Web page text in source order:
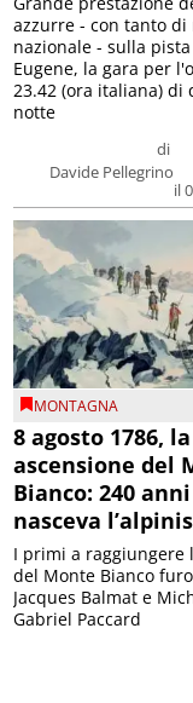
di
Davide Pellegrino
il
azzurre - con tanto di
nazionale - sulla
Eugene, la gara per
23.42 (ora italiana) di
notte
MONTAGNA
8 agosto 1786,
ascensione del
Bianco: 240
nasceva
I primi a raggiungere
del Monte Bianco
Jacques Balmat e
Gabriel Paccard